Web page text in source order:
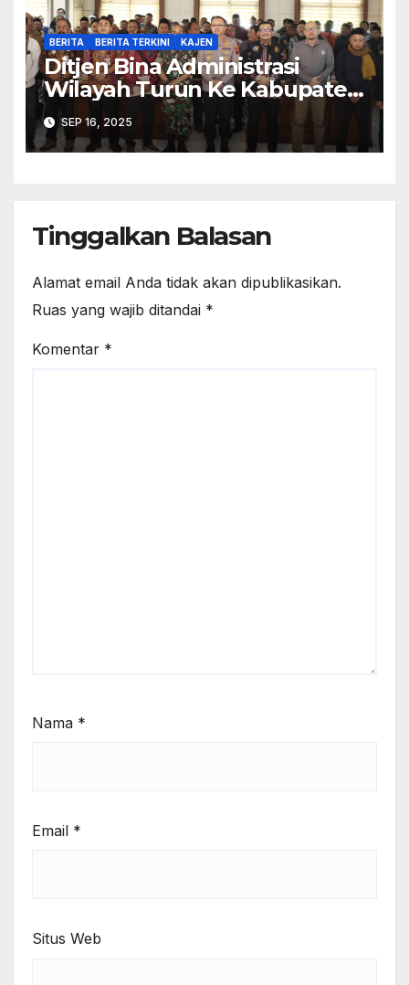
BERITA BERITA TERKINI KAJEN
Ditjen Bina Administrasi
Wilayah Turun Ke Kabupaten
Pekalongan Perkuat
Stabilitas
SEP 16, 2025
Tinggalkan Balasan
Alamat email Anda tidak akan dipublikasikan.
Ruas yang wajib ditandai *
Komentar *
Nama *
Email *
Situs Web